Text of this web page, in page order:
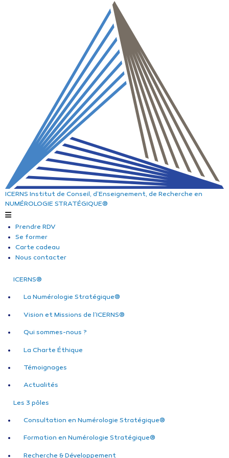
ICERNS Institut de Conseil, d’Enseignement, de Recherche en
NUMÉROLOGIE STRATÉGIQUE®
Prendre RDV
Se former
Carte cadeau
Nous contacter
ICERNS®
La Numérologie Stratégique®
Vision et Missions de l’ICERNS®
Qui sommes-nous ?
La Charte Éthique
Témoignages
Actualités
Les 3 pôles
Consultation en Numérologie Stratégique®
Formation en Numérologie Stratégique®
Recherche & Développement